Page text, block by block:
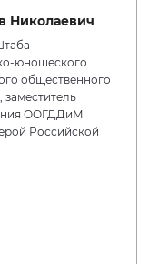
Николаевич
юношеского
общественного
ООГДДиМ
Российской